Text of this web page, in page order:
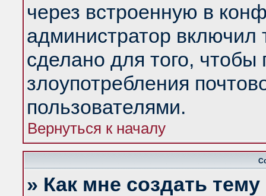
через встроенную в
администратор
сделано для того, чтобы
злоупотребления
пользователями.
Вернуться к началу
» Как мне создать